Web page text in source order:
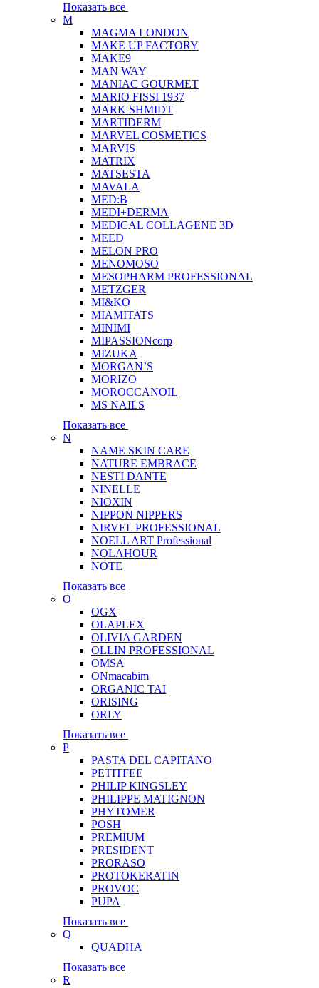
Показать все
M
MAGMA LONDON
MAKE UP FACTORY
MAKE9
MAN WAY
MANIAC GOURMET
MARIO FISSI 1937
MARK SHMIDT
MARTIDERM
MARVEL COSMETICS
MARVIS
MATRIX
MATSESTA
MAVALA
MED:B
MEDI+DERMA
MEDICAL COLLAGENE 3D
MEED
MELON PRO
MENOMOSO
MESOPHARM PROFESSIONAL
METZGER
MI&KO
MIAMITATS
MINIMI
MIPASSIONcorp
MIZUKA
MORGAN’S
MORIZO
MOROCCANOIL
MS NAILS
Показать все
N
NAME SKIN CARE
NATURE EMBRACE
NESTI DANTE
NINELLE
NIOXIN
NIPPON NIPPERS
NIRVEL PROFESSIONAL
NOELL ART Professional
NOLAHOUR
NOTE
Показать все
O
OGX
OLAPLEX
OLIVIA GARDEN
OLLIN PROFESSIONAL
OMSA
ONmacabim
ORGANIC TAI
ORISING
ORLY
Показать все
P
PASTA DEL CAPITANO
PETITFEE
PHILIP KINGSLEY
PHILIPPE MATIGNON
PHYTOMER
POSH
PREMIUM
PRESIDENT
PRORASO
PROTOKERATIN
PROVOC
PUPA
Показать все
Q
QUADHA
Показать все
R